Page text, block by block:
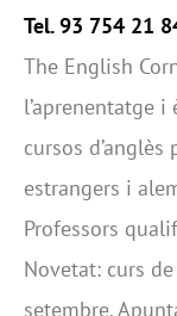
Tel. 93 754 21
The English
l’aprenentatge
cursos
estrangers i
Professors
Novetat: curs
setembre.